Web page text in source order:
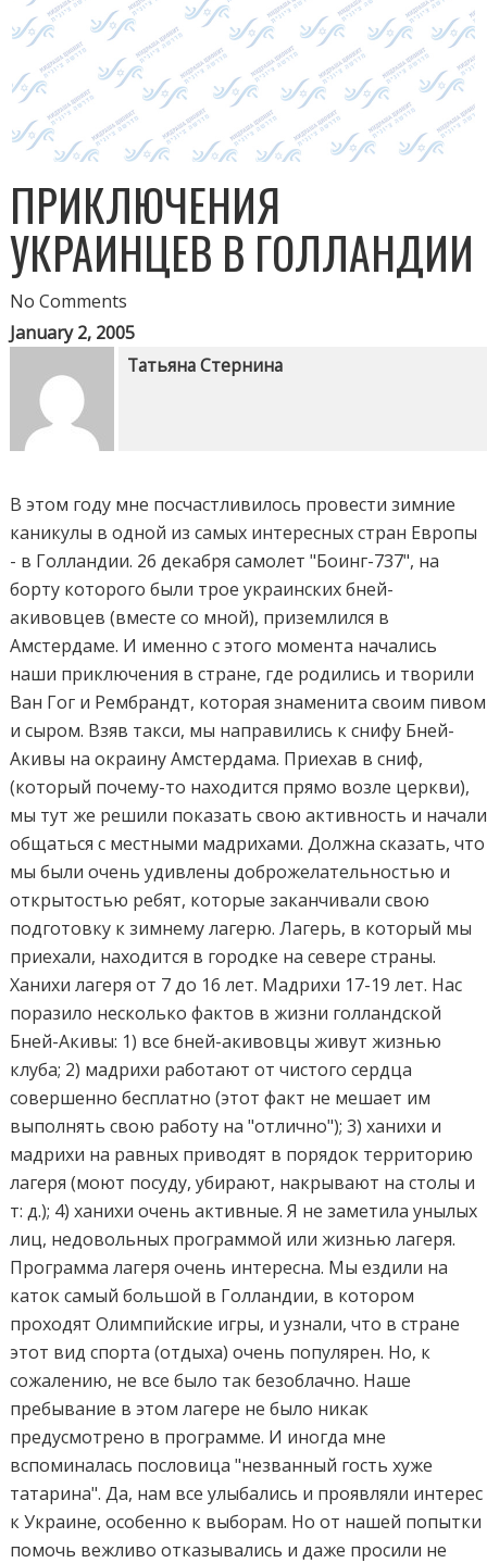
ПРИКЛЮЧЕНИЯ
УКРАИНЦЕВ В ГОЛЛАНДИИ
No Comments
January 2, 2005
Татьяна Стернина
В этом году мне посчастливилось провести зимние
каникулы в одной из самых интересных стран Европы
- в Голландии. 26 декабря самолет "Боинг-737", на
борту которого были трое украинских бней-
акивовцев (вместе со мной), приземлился в
Амстердаме. И именно с этого момента начались
наши приключения в стране, где родились и творили
Ван Гог и Рембрандт, которая знаменита своим пивом
и сыром. Взяв такси, мы направились к снифу Бней-
Акивы на окраину Амстердама. Приехав в сниф,
(который почему-то находится прямо возле церкви),
мы тут же решили показать свою активность и начали
общаться с местными мадрихами. Должна сказать, что
мы были очень удивлены доброжелательностью и
открытостью ребят, которые заканчивали свою
подготовку к зимнему лагерю. Лагерь, в который мы
приехали, находится в городке на севере страны.
Ханихи лагеря от 7 до 16 лет. Мадрихи 17-19 лет. Нас
поразило несколько фактов в жизни голландской
Бней-Акивы: 1) все бней-акивовцы живут жизнью
клуба; 2) мадрихи работают от чистого сердца
совершенно бесплатно (этот факт не мешает им
выполнять свою работу на "отлично"); 3) ханихи и
мадрихи на равных приводят в порядок территорию
лагеря (моют посуду, убирают, накрывают на столы и
т: д.); 4) ханихи очень активные. Я не заметила унылых
лиц, недовольных программой или жизнью лагеря.
Программа лагеря очень интересна. Мы ездили на
каток самый большой в Голландии, в котором
проходят Олимпийские игры, и узнали, что в стране
этот вид спорта (отдыха) очень популярен. Но, к
сожалению, не все было так безоблачно. Наше
пребывание в этом лагере не было никак
предусмотрено в программе. И иногда мне
вспоминалась пословица "незванный гость хуже
татарина". Да, нам все улыбались и проявляли интерес
к Украине, особенно к выборам. Но от нашей попытки
помочь вежливо отказывались и даже просили не